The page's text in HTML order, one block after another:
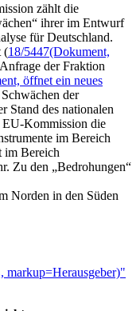
zählt die
ihrer im Entwurf
für Deutschland.
(18/5447(Dokument,
der Fraktion
öffnet ein neues
der
Stand des nationalen
EU-Kommission die
im Bereich
im Bereich
Zu den „Bedrohungen“
Norden in den Süden